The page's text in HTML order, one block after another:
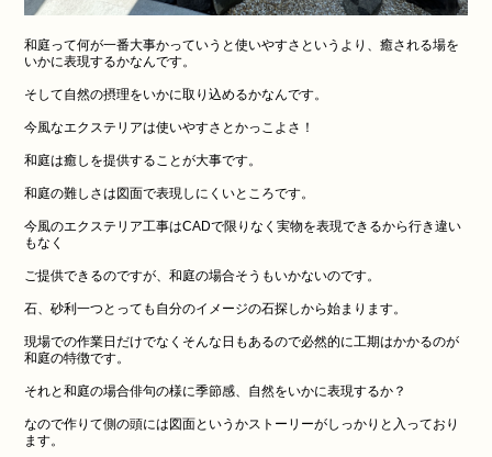
和庭って何が一番大事かっていうと使いやすさというより、癒される場を
いかに表現するかなんです。
そして自然の摂理をいかに取り込めるかなんです。
今風なエクステリアは使いやすさとかっこよさ！
和庭は癒しを提供することが大事です。
和庭の難しさは図面で表現しにくいところです。
今風のエクステリア工事はCADで限りなく実物を表現できるから行き違い
もなく
ご提供できるのですが、和庭の場合そうもいかないのです。
石、砂利一つとっても自分のイメージの石探しから始まります。
現場での作業日だけでなくそんな日もあるので必然的に工期はかかるのが
和庭の特徴です。
それと和庭の場合俳句の様に季節感、自然をいかに表現するか？
なので作りて側の頭には図面というかストーリーがしっかりと入っており
ます。